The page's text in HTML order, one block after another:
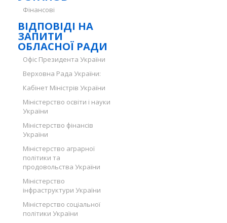
Фінансові
ВІДПОВІДІ НА
ЗАПИТИ
ОБЛАСНОЇ РАДИ
Офіс Президента України
Верховна Рада України:
Кабінет Міністрів України
Міністерство освіти і науки
України
Міністерство фінансів
України
Міністерство аграрної
політики та
продовольства України
Міністерство
інфраструктури України
Міністерство соціальної
політики України